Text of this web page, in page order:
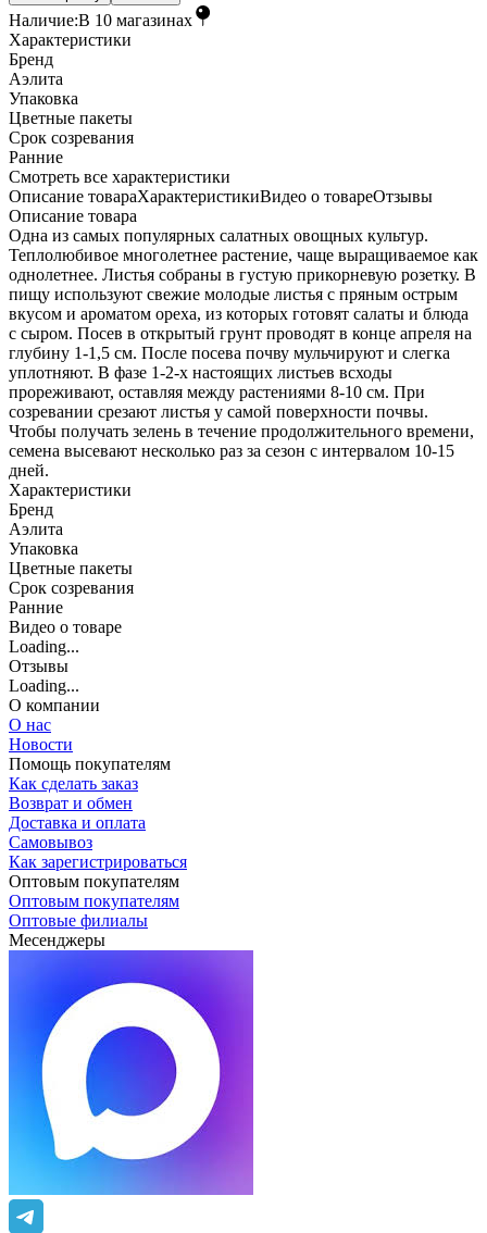
Наличие:В 10 магазинах
Характеристики
Бренд
Аэлита
Упаковка
Цветные пакеты
Срок созревания
Ранние
Cмотреть все характеристики
Описание товараХарактеристикиВидео о товареОтзывы
Описание товара
Одна из самых популярных салатных овощных культур.
Теплолюбивое многолетнее растение, чаще выращиваемое как
однолетнее. Листья собраны в густую прикорневую розетку. В
пищу используют свежие молодые листья с пряным острым
вкусом и ароматом ореха, из которых готовят салаты и блюда
с сыром. Посев в открытый грунт проводят в конце апреля на
глубину 1-1,5 см. После посева почву мульчируют и слегка
уплотняют. В фазе 1-2-х настоящих листьев всходы
прореживают, оставляя между растениями 8-10 см. При
созревании срезают листья у самой поверхности почвы.
Чтобы получать зелень в течение продолжительного времени,
семена высевают несколько раз за сезон с интервалом 10-15
дней.
Характеристики
Бренд
Аэлита
Упаковка
Цветные пакеты
Срок созревания
Ранние
Видео о товаре
Loading...
Отзывы
Loading...
О компании
О нас
Новости
Помощь покупателям
Как сделать заказ
Возврат и обмен
Доставка и оплата
Самовывоз
Как зарегистрироваться
Оптовым покупателям
Оптовым покупателям
Оптовые филиалы
Месенджеры